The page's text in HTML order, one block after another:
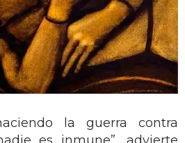
la guerra contra